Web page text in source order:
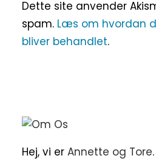
Dette site anvender
spam. Læs om hvordan
bliver behandlet.
Hej, vi er Annette og Tore